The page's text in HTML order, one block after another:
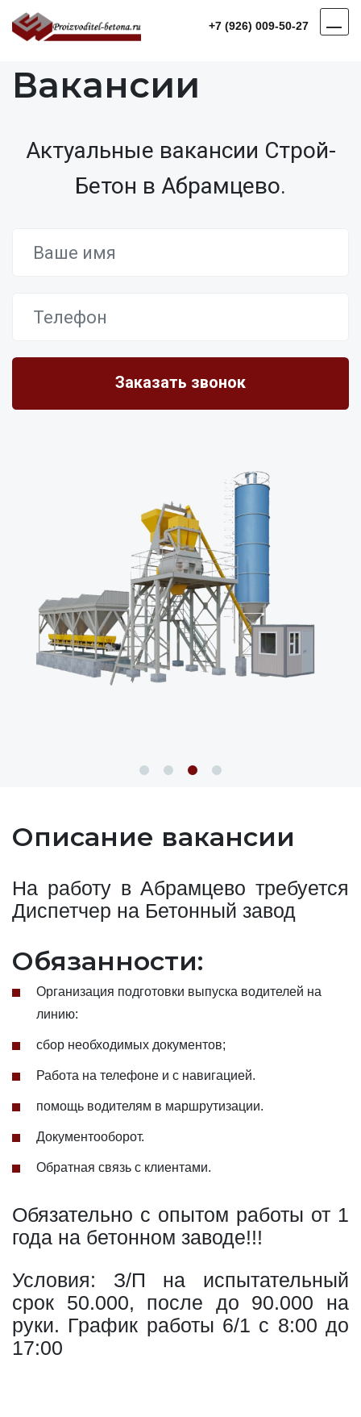
+7 (926) 009-50-27
Вакансии
Актуальные вакансии Строй-
Бетон в Абрамцево.
Описание вакансии
На работу в Абрамцево требуется
Диспетчер на Бетонный завод
Обязанности:
Организация подготовки выпуска водителей на
линию:
сбор необходимых документов;
Работа на телефоне и с навигацией.
помощь водителям в маршрутизации.
Документооборот.
Обратная связь с клиентами.
Обязательно с опытом работы от 1
года на бетонном заводе!!!
Условия: З/П на испытательный
срок 50.000, после до 90.000 на
руки. График работы 6/1 с 8:00 до
17:00